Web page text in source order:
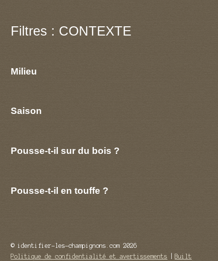
Filtres : CONTEXTE
Milieu
Saison
Pousse-t-il sur du bois ?
Pousse-t-il en touffe ?
© identifier-les-champignons.com 2026
Politique de confidentialité et avertissements
Built